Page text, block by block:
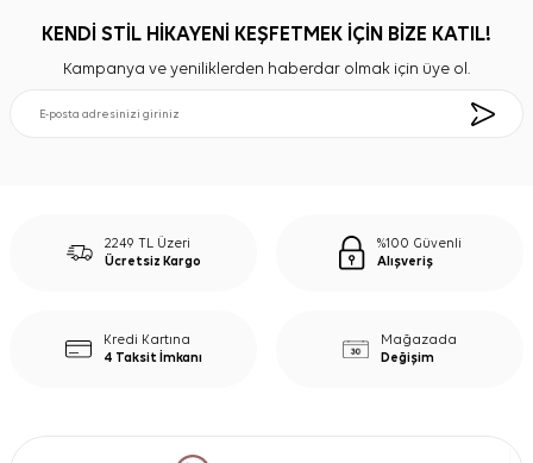
KENDİ STİL HİKAYENİ KEŞFETMEK İÇİN BİZE KATIL!
Kampanya ve yeniliklerden haberdar olmak için üye ol.
2249 TL Üzeri
Ücretsiz Kargo
%100 Güvenli
Alışveriş
Kredi Kartına
4 Taksit İmkanı
Mağazada
Değişim